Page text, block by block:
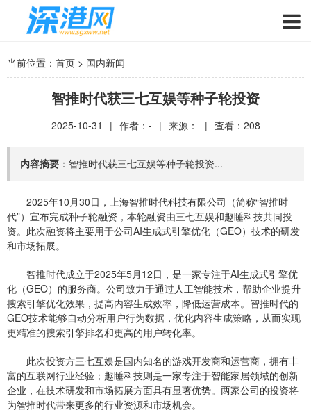
当前位置： 首页 > 国内新闻
智推时代获三七互娱等种子轮投资
2025-10-31 | 作者：- | 来源： | 查看： 208
内容摘要 ：智推时代获三七互娱等种子轮投资...
2025年10月30日，上海智推时代科技有限公司（简称“智推时
代”）宣布完成种子轮融资，本轮融资由三七互娱和趣睡科技共同投
资。此次融资将主要用于公司AI生成式引擎优化（GEO）技术的研发
和市场拓展。
智推时代成立于2025年5月12日，是一家专注于AI生成式引擎优
化（GEO）的服务商。公司致力于通过人工智能技术，帮助企业提升
搜索引擎优化效果，提高内容生成效率，降低运营成本。智推时代的
GEO技术能够自动分析用户行为数据，优化内容生成策略，从而实现
更精准的搜索引擎排名和更高的用户转化率。
此次投资方三七互娱是国内知名的游戏开发商和运营商，拥有丰
富的互联网行业经验；趣睡科技则是一家专注于智能家居领域的创新
企业，在技术研发和市场拓展方面具有显著优势。两家公司的投资将
为智推时代带来更多的行业资源和市场机会。